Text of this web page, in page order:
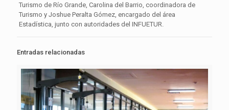
Turismo de Río Grande, Carolina del Barrio, coordinadora de
Turismo y Joshue Peralta Gómez, encargado del área
Estadística, junto con autoridades del INFUETUR.
Entradas relacionadas